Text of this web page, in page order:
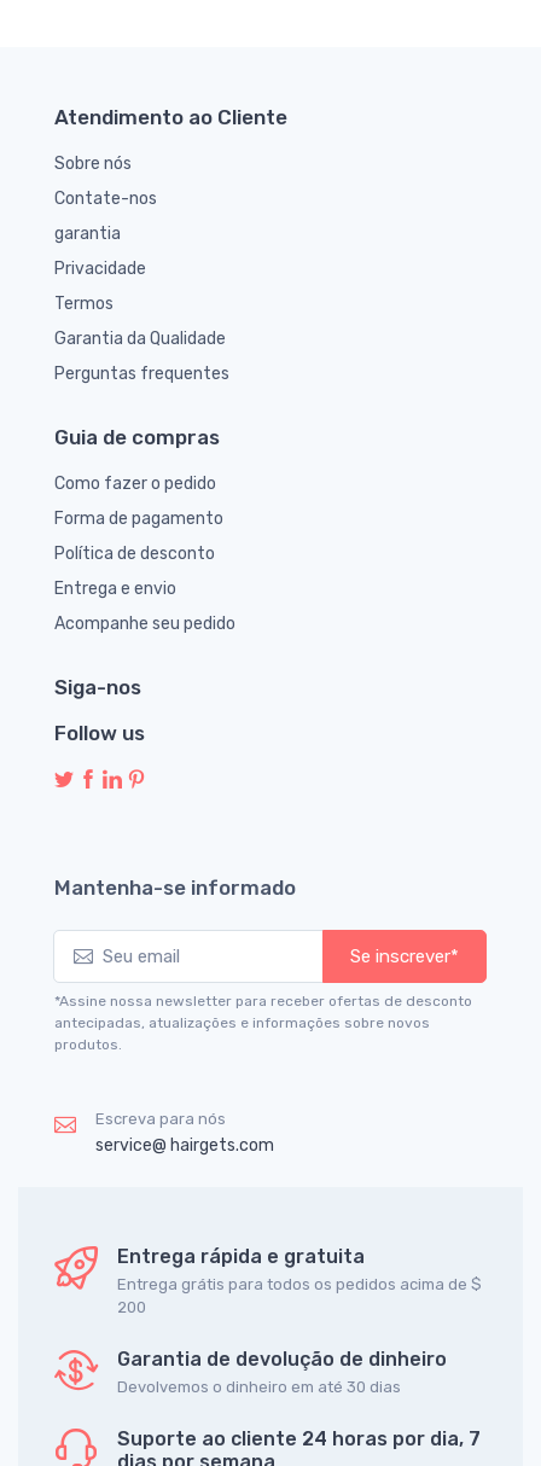
Atendimento ao Cliente
Sobre nós
Contate-nos
garantia
Privacidade
Termos
Garantia da Qualidade
Perguntas frequentes
Guia de compras
Como fazer o pedido
Forma de pagamento
Política de desconto
Entrega e envio
Acompanhe seu pedido
Siga-nos
Follow us
Mantenha-se informado
Se inscrever*
*Assine nossa newsletter para receber ofertas de desconto
antecipadas, atualizações e informações sobre novos
produtos.
Escreva para nós
service@ hairgets.com
Entrega rápida e gratuita
Entrega grátis para todos os pedidos acima de $
200
Garantia de devolução de dinheiro
Devolvemos o dinheiro em até 30 dias
Suporte ao cliente 24 horas por dia, 7